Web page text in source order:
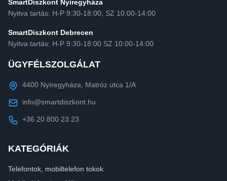
SmartDiszkont Nyíregyháza
Nyitva tartás: H-P 9:30-18:00, SZ 10:00-14:00
SmartDiszkont Debrecen
Nyitva tartás: H-P 9:30-18:00 SZ 10:00-14:00
ÜGYFÉLSZOLGÁLAT
4400 Nyíregyháza, Matróz utca 1/A
info@smartdiszkont.hu
+36 20 800 23 23
KATEGÓRIÁK
Telefontok, mobiltelefon tokok